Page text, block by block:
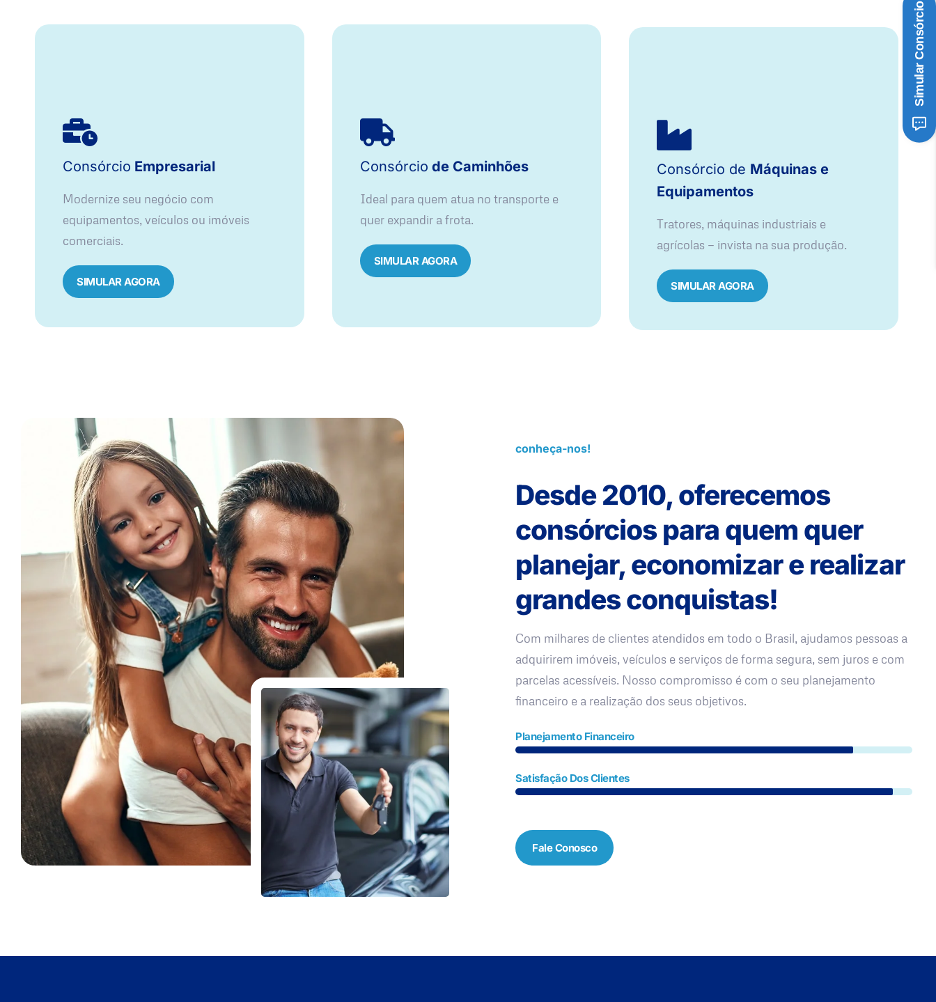
Consórcio Empresarial
Modernize seu negócio com
equipamentos, veículos ou imóveis
comerciais.
SIMULAR AGORA
Consórcio de Caminhões
Ideal para quem atua no transporte e
quer expandir a frota.
SIMULAR AGORA
Consórcio de Máquinas e
Equipamentos
Tratores, máquinas industriais e
agrícolas — invista na sua produção.
SIMULAR AGORA
conheça-nos!
Desde 2010, oferecemos
consórcios para quem quer
planejar, economizar e realizar
grandes conquistas!
Com milhares de clientes atendidos em todo o Brasil, ajudamos pessoas a
adquirirem imóveis, veículos e serviços de forma segura, sem juros e com
parcelas acessíveis. Nosso compromisso é com o seu planejamento
financeiro e a realização dos seus objetivos.
Planejamento Financeiro
Satisfação Dos Clientes
Fale Conosco
Simular Consórcio